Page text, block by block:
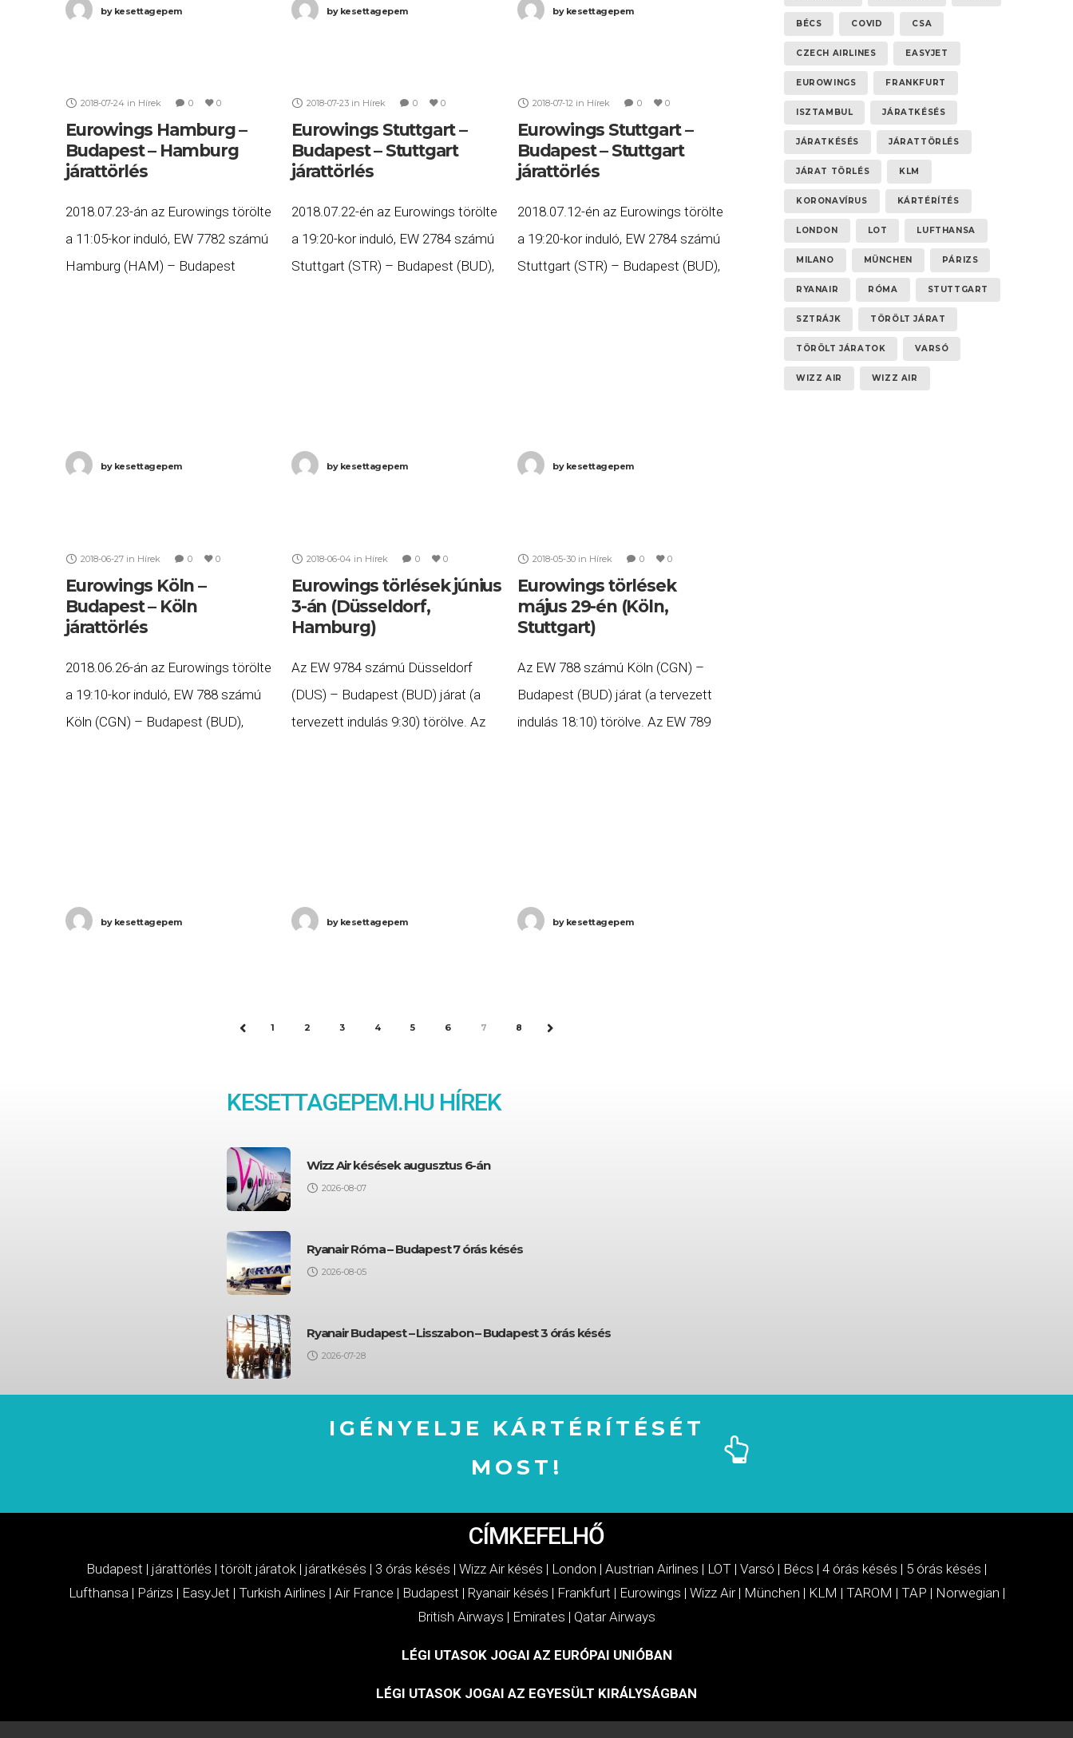
bykesettagepem bykesettagepem bykesettagepem
2018-07-24 in Hírek 0 0
Eurowings Hamburg –
Budapest – Hamburg
járattörlés
2018.07.23-án az Eurowings törölte
a 11:05-kor induló, EW 7782 számú
Hamburg (HAM) – Budapest
bykesettagepem
2018-07-23 in Hírek 0 0
Eurowings Stuttgart –
Budapest – Stuttgart
járattörlés
2018.07.22-én az Eurowings törölte
a 19:20-kor induló, EW 2784 számú
Stuttgart (STR) – Budapest (BUD),
bykesettagepem
2018-07-12 in Hírek 0 0
Eurowings Stuttgart –
Budapest – Stuttgart
járattörlés
2018.07.12-én az Eurowings törölte
a 19:20-kor induló, EW 2784 számú
Stuttgart (STR) – Budapest (BUD),
bykesettagepem
2018-06-27 in Hírek 0 0
Eurowings Köln –
Budapest – Köln
járattörlés
2018.06.26-án az Eurowings törölte
a 19:10-kor induló, EW 788 számú
Köln (CGN) – Budapest (BUD),
bykesettagepem
2018-06-04 in Hírek 0 0
Eurowings törlések június
3-án (Düsseldorf,
Hamburg)
Az EW 9784 számú Düsseldorf
(DUS) – Budapest (BUD) járat (a
tervezett indulás 9:30) törölve. Az
bykesettagepem
2018-05-30 in Hírek 0 0
Eurowings törlések
május 29-én (Köln,
Stuttgart)
Az EW 788 számú Köln (CGN) –
Budapest (BUD) járat (a tervezett
indulás 18:10) törölve. Az EW 789
bykesettagepem
PREV1 2 3 4 5 6 7 8 NEXT
BÉCS COVID CSA
CZECH AIRLINES EASYJET
EUROWINGS FRANKFURT
ISZTAMBUL JÁRATKÉSÉS
JÁRATKÉSÉS JÁRATTÖRLÉS
JÁRAT TÖRLÉS KLM
KORONAVÍRUS KÁRTÉRÍTÉS
LONDON LOT LUFTHANSA
MILANO MÜNCHEN PÁRIZS
RYANAIR RÓMA STUTTGART
SZTRÁJK TÖRÖLT JÁRAT
TÖRÖLT JÁRATOK VARSÓ
WIZZ AIR WIZZ AIR
KESETTAGEPEM.HU HÍREK
Wizz Air késések augusztus 6-án
2026-08-07
Ryanair Róma – Budapest 7 órás késés
2026-08-05
Ryanair Budapest – Lisszabon – Budapest 3 órás késés
2026-07-28
IGÉNYELJE KÁRTÉRÍTÉSÉT
MOST!
CÍMKEFELHŐ
Budapest | járattörlés | törölt járatok | járatkésés | 3 órás késés | Wizz Air késés | London | Austrian Airlines | LOT | Varsó | Bécs | 4 órás késés | 5 órás késés |
Lufthansa | Párizs | EasyJet | Turkish Airlines | Air France | Budapest | Ryanair késés | Frankfurt | Eurowings | Wizz Air| München | KLM | TAROM | TAP | Norwegian |
British Airways | Emirates | Qatar Airways
LÉGI UTASOK JOGAI AZ EURÓPAI UNIÓBAN
LÉGI UTASOK JOGAI AZ EGYESÜLT KIRÁLYSÁGBAN